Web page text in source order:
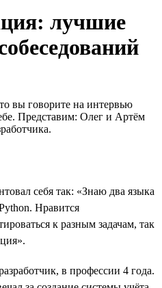
лучшие
вы говорите на интервью
Представим: Олег и Артём
себя так: «Знаю два языка
Нравится
к разным задачам, так
в профессии 4 года.